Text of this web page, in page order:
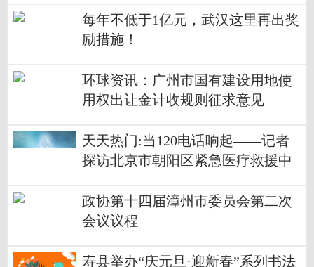
每年不低于1亿元，武汉这里再出奖
励措施！
环球资讯：广州市国有建设用地使
用权出让金计收规则征求意见
天天热门:当120电话响起——记者
探访北京市朝阳区紧急医疗救援中
政协第十四届漳州市委员会第二次
会议议程
寿县举办“庆元旦·迎新春”系列书法